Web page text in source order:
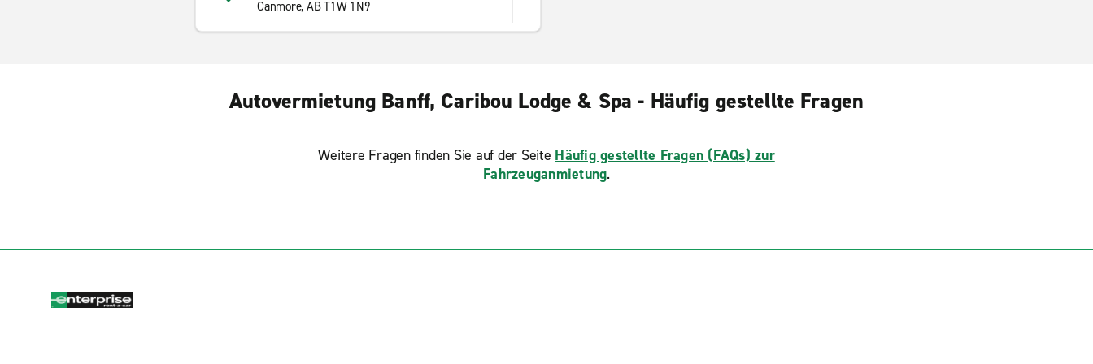
Canmore, AB T1W 1N9
Autovermietung Banff, Caribou Lodge & Spa - Häufig gestellte Fragen
Weitere Fragen finden Sie auf der Seite Häufig gestellte Fragen (FAQs) zur
Fahrzeuganmietung.